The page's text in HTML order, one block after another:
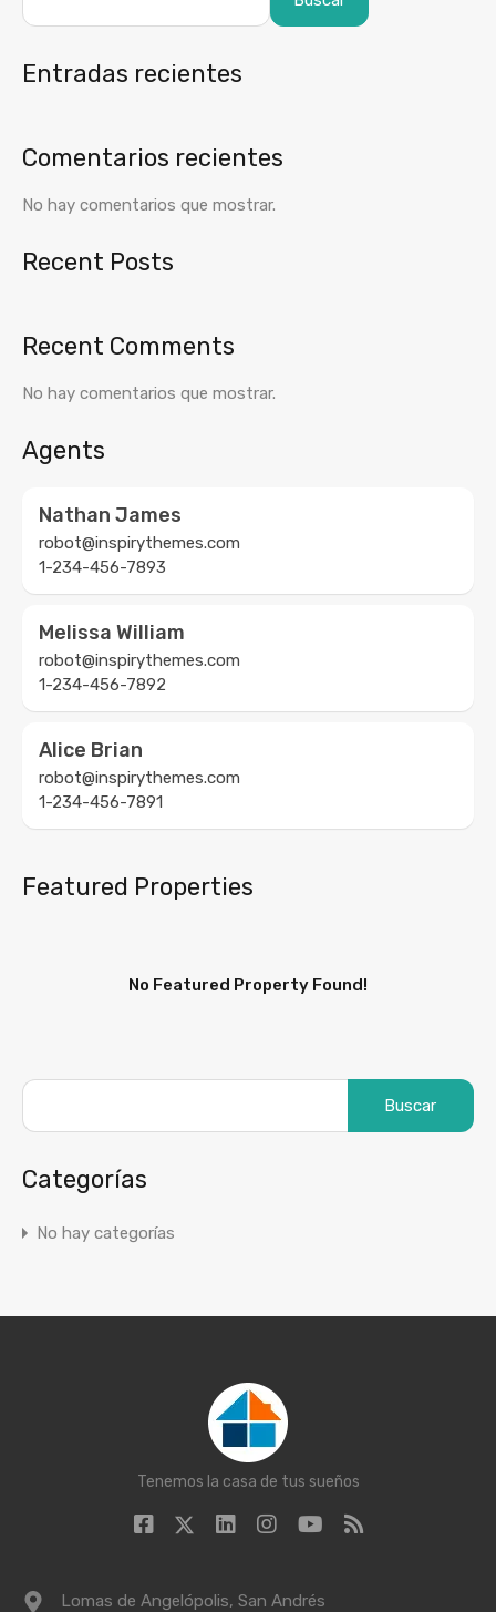
Entradas recientes
Comentarios recientes
No hay comentarios que mostrar.
Recent Posts
Recent Comments
No hay comentarios que mostrar.
Agents
Nathan James
robot@inspirythemes.com
1-234-456-7893
Melissa William
robot@inspirythemes.com
1-234-456-7892
Alice Brian
robot@inspirythemes.com
1-234-456-7891
Featured Properties
No Featured Property Found!
Categorías
No hay categorías
Tenemos la casa de tus sueños
Lomas de Angelópolis, San Andrés